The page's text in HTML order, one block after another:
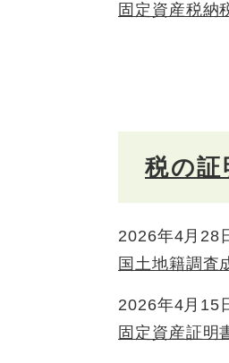
固定資産税納
税の証
2026年4月28
国土地籍調査
2026年4月15
固定資産証明